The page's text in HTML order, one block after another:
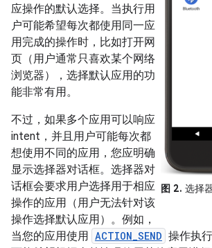
图 2. 选择
应操作的默认选择。当执行用
户可能希望每次都使用同一应
用完成的操作时，比如打开网
页（用户通常只喜欢某个网络
浏览器），选择默认应用的功
能非常有用。
不过，如果多个应用可以响应
intent，并且用户可能每次都
想使用不同的应用，您应明确
显示选择器对话框。选择器对
话框会要求用户选择用于相应
操作的应用（用户无法针对该
操作选择默认应用）。例如，
当您的应用使用 ACTION_SEND 操作执